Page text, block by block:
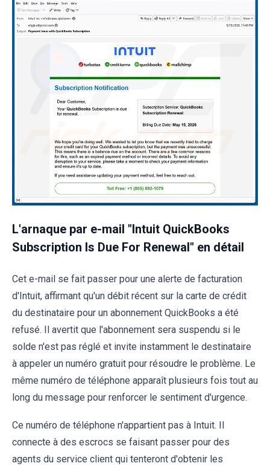
L'arnaque par e-mail "Intuit QuickBooks
Subscription Is Due For Renewal" en détail
Cet e-mail se fait passer pour une alerte de facturation
d'Intuit, affirmant qu'un débit récent sur la carte de crédit
du destinataire pour un abonnement QuickBooks a été
refusé. Il avertit que l'abonnement sera suspendu si le
solde n'est pas réglé et invite instamment le destinataire
à appeler un numéro gratuit pour résoudre le problème. Le
même numéro de téléphone apparaît plusieurs fois tout au
long du message pour renforcer le sentiment d'urgence.
Ce numéro de téléphone n'appartient pas à Intuit. Il
connecte à des escrocs se faisant passer pour des
agents du service client qui tenteront d'obtenir les